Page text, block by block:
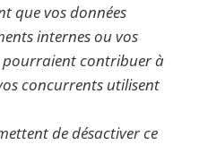
que vos données
internes ou vos
pourraient contribuer à
concurrents utilisent
de désactiver ce